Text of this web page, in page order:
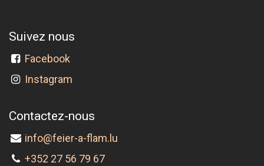
Suivez nous
Facebook
Instagram
Contactez-nous
info@feier-a-flam.lu
+352 27 56 79 67